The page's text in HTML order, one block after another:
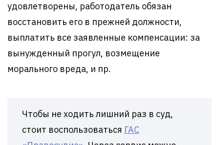
удовлетворены, работодатель обязан
восстановить его в прежней должности,
выплатить все заявленные компенсации: за
вынужденный прогул, возмещение
морального вреда, и пр.
Чтобы не ходить лишний раз в суд,
стоит воспользоваться ГАС